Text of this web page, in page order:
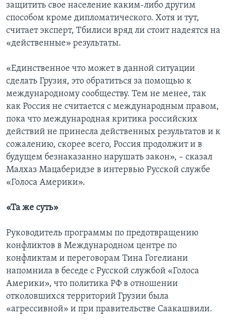
защитить свое население каким-либо другим
способом кроме дипломатического. Хотя и тут,
считает эксперт, Тбилиси вряд ли стоит надеятся на
«действенные» результаты.
«Единственное что может в данной ситуации
сделать Грузия, это обратиться за помощью к
международному сообществу. Тем не менее, так
как Россия не считается с международным правом,
пока что международная критика российских
действий не принесла действенных результатов и к
сожалению, скорее всего, Россия продолжит и в
будущем безнаказанно нарушать закон», – сказал
Малхаз Мацаберидзе в интервью Русской службе
«Голоса Америки».
«Та же суть»
Руководитель программы по предотвращению
конфликтов в Международном центре по
конфликтам и переговорам Тина Гогелиани
напомнила в беседе с Русской службой «Голоса
Америки», что политика РФ в отношении
отколовшихся территорий Грузии была
«агрессивной» и при правительстве Саакашвили.